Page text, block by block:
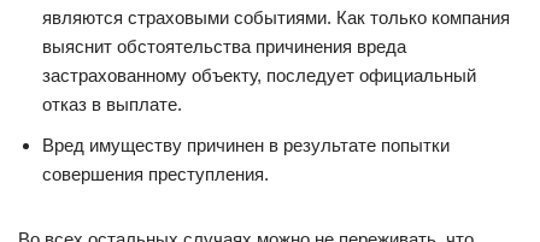
являются страховыми событиями. Как только компания
выяснит обстоятельства причинения вреда
застрахованному объекту, последует официальный
отказ в выплате.
Вред имуществу причинен в результате попытки
совершения преступления.